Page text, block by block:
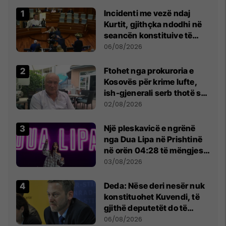
Incidenti me vezë ndaj
Kurtit, gjithçka ndodhi në
seancën konstituive të
Kuvendit
06/08/2026
Ftohet nga prokuroria e
Kosovës për krime lufte,
ish-gjenerali serb thotë se
dikush e tradhtoi në
02/08/2026
Një pleskavicë e ngrënë
nga Dua Lipa në Prishtinë
në orën 04:28 të mëngjesit
- dhe bota digjitale serbe
03/08/2026
Deda: Nëse deri nesër nuk
konstituohet Kuvendi, të
gjithë deputetët do të
bëjnë shkelje të rëndë
06/08/2026